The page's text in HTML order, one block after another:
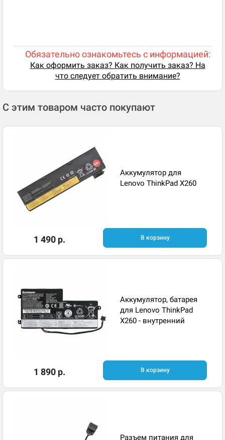
Обязательно ознакомьтесь с информацией:
Как оформить заказ? Как получить заказ? На
что следует обратить внимание?
С этим товаром часто покупают
Аккумулятор для
Lenovo ThinkPad X260
1 490 р. В корзину
Аккумулятор, батарея
для Lenovo ThinkPad
X260 - внутренний
1 890 р. В корзину
Разъем питания для